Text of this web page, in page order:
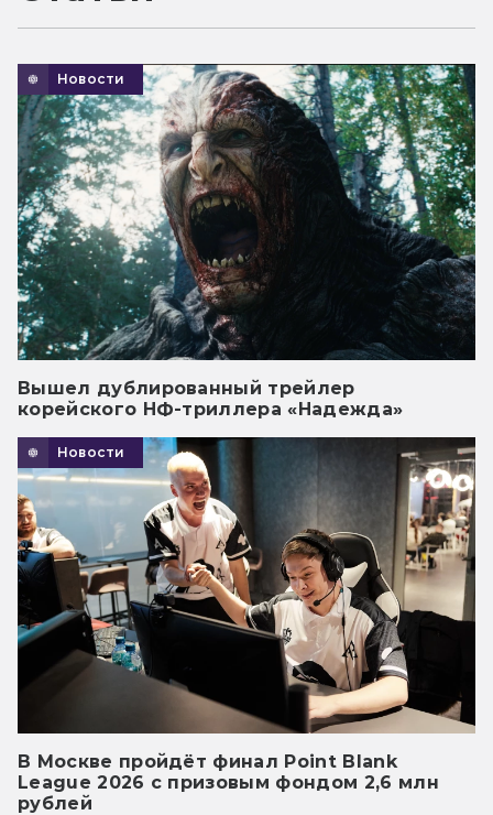
Новости
Вышел дублированный трейлер
корейского НФ-триллера «Надежда»
Новости
В Москве пройдёт финал Point Blank
League 2026 с призовым фондом 2,6 млн
рублей